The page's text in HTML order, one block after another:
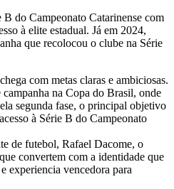
do Campeonato Catarinense com
à elite estadual. Já em 2024,
que recolocou o clube na Série
com metas claras e ambiciosas.
na Copa do Brasil, onde
segunda fase, o principal objetivo
à Série B do Campeonato
de futebol, Rafael Dacome, o
convertem com a identidade que
experiencia vencedora para